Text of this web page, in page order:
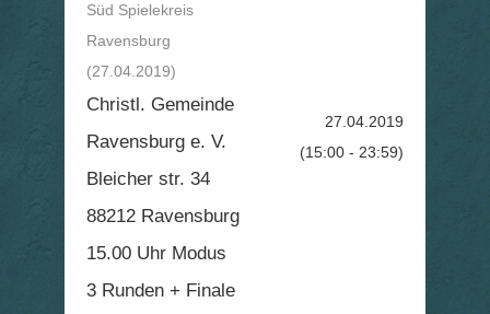
Süd Spielekreis
Ravensburg
(27.04.2019)
Christl. Gemeinde
Ravensburg e. V.
Bleicher str. 34
88212 Ravensburg
15.00 Uhr Modus
3 Runden + Finale
27.04.2019
(15:00 - 23:59)